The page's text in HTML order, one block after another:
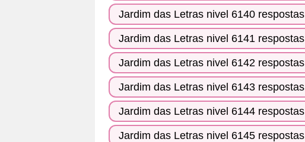
Jardim das Letras nivel 6140 respostas
Jardim das Letras nivel 6141 respostas
Jardim das Letras nivel 6142 respostas
Jardim das Letras nivel 6143 respostas
Jardim das Letras nivel 6144 respostas
Jardim das Letras nivel 6145 respostas